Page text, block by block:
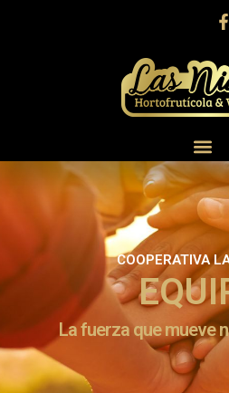
COOPERATIVA
La fuerza que mueve